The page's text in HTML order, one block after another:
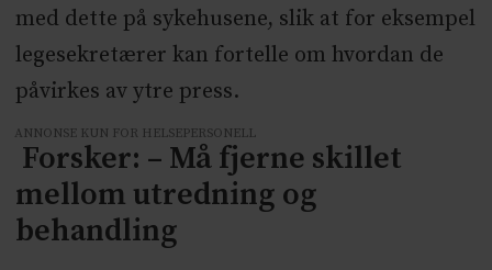
med dette på sykehusene, slik at for eksempel
legesekretærer kan fortelle om hvordan de
påvirkes av ytre press.
ANNONSE KUN FOR HELSEPERSONELL
Forsker: – Må fjerne skillet
mellom utredning og
behandling